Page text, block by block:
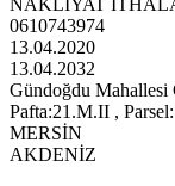
NAKLİYAT
0610743974
13.04.2020
13.04.2032
Gündoğdu
Pafta:21.M.II ,
MERSİN
AKDENİZ